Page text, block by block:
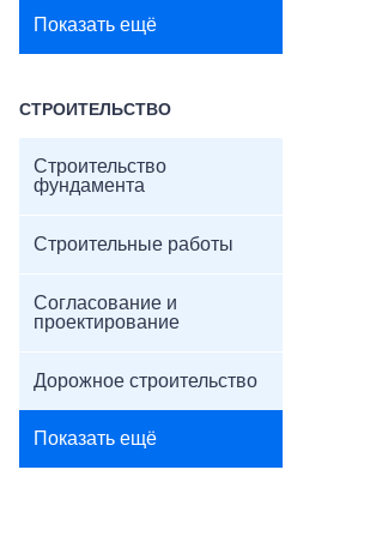
Показать ещё
СТРОИТЕЛЬСТВО
Строительство
фундамента
Строительные работы
Согласование и
проектирование
Дорожное строительство
Показать ещё